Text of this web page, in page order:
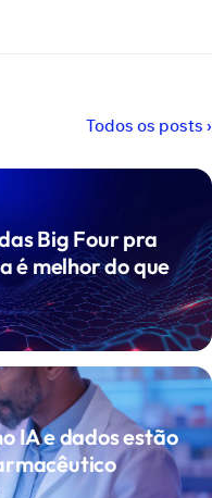
Todos os posts ›
Big Four pra
é melhor do que
IA e dados estão